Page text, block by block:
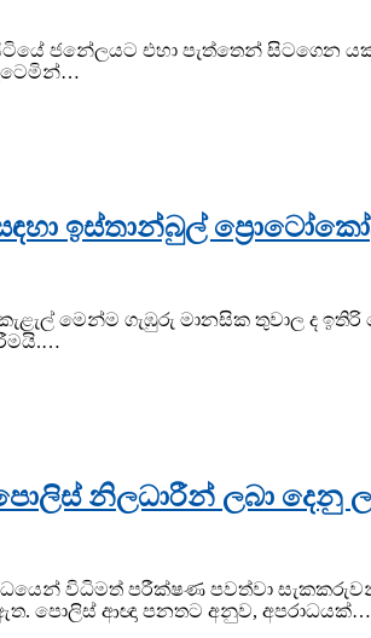
ජනේලයට එහා පැත්තෙන් සිටගෙන
ඉස්තාන්බුල්
මෙන්ම ගැඹුරු මානසික තුවාල ද
නිලධාරීන් ලබා දෙනු
විධිමත් පරීක්ෂණ පවත්වා
පොලිස් ආඥා පනතට අනුව, අපරාධයක්…